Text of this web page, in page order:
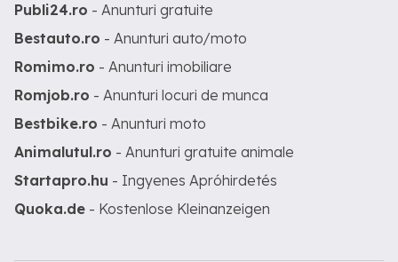
Publi24.ro - Anunturi gratuite
Bestauto.ro - Anunturi auto/moto
Romimo.ro - Anunturi imobiliare
Romjob.ro - Anunturi locuri de munca
Bestbike.ro - Anunturi moto
Animalutul.ro - Anunturi gratuite animale
Startapro.hu - Ingyenes Apróhirdetés
Quoka.de - Kostenlose Kleinanzeigen